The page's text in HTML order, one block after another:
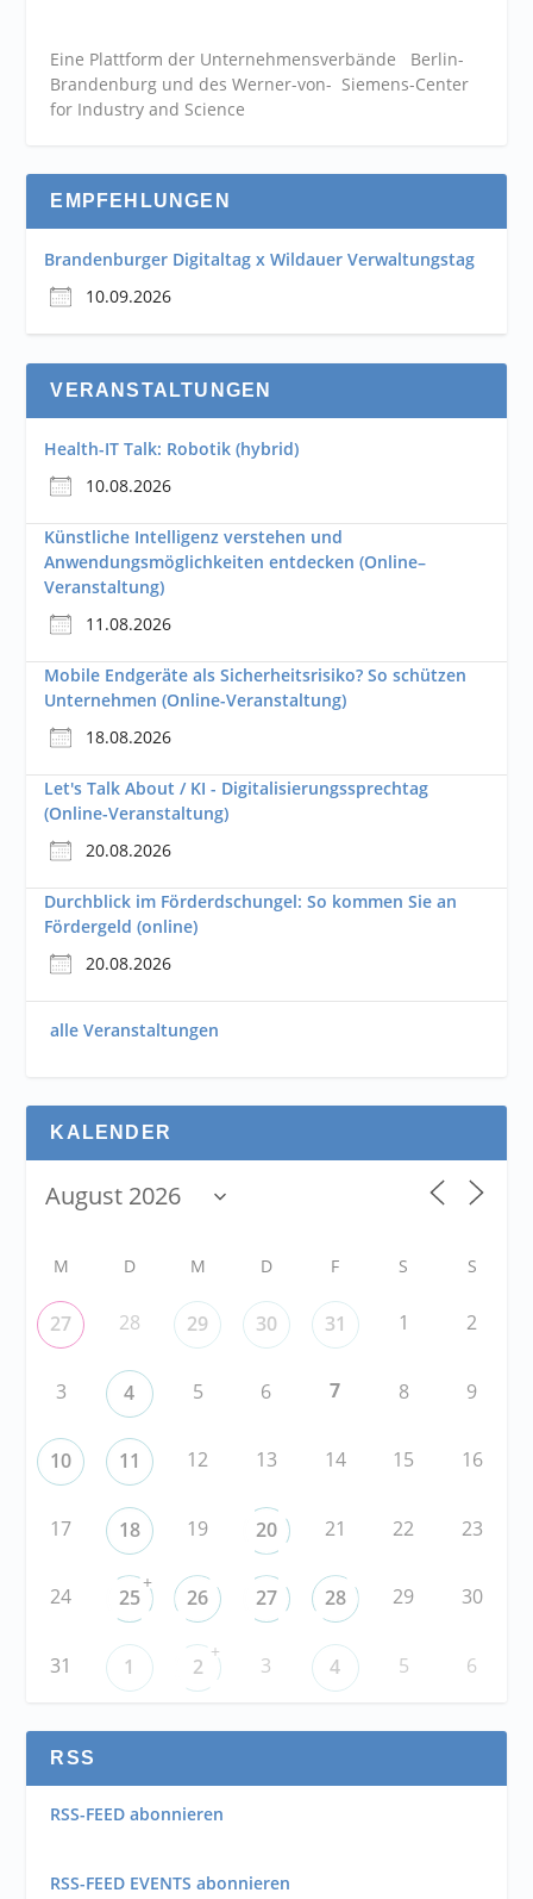
Eine Plattform der Unternehmensverbände Berlin-
Brandenburg und des Werner-von- Siemens-Center
for Industry and Science
EMPFEHLUNGEN
Brandenburger Digitaltag x Wildauer Verwaltungstag
10.09.2026
VERANSTALTUNGEN
Health-IT Talk: Robotik (hybrid)
10.08.2026
Künstliche Intelligenz verstehen und
Anwendungsmöglichkeiten entdecken (Online–
Veranstaltung)
11.08.2026
Mobile Endgeräte als Sicherheitsrisiko? So schützen
Unternehmen (Online-Veranstaltung)
18.08.2026
Let's Talk About / KI - Digitalisierungssprechtag
(Online-Veranstaltung)
20.08.2026
Durchblick im Förderdschungel: So kommen Sie an
Fördergeld (online)
20.08.2026
alle Veranstaltungen
KALENDER
M D M D F S S
27 28 29 30 31 1 2
3 4 5 6 7 8 9
10 11 12 13 14 15 16
17 18 19 20 21 22 23
24 25
+
26 27 28 29 30
31 1 2
+
3 4 5 6
RSS
RSS-FEED abonnieren
RSS-FEED EVENTS abonnieren